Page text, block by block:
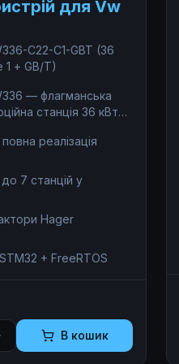
для Vw
С22-C1-GBT (36
+ GB/T)
— флагманська
станція 36 кВт
Європи (Type 2,
1, 7,4 кВт) — без
Єдине рішення для
де потрібне
до 7 станцій у
Під капотом
дугогасними
облік на чипах
(клас точності 0.5S),
реалізація
7 станцій у
Hager
+ FreeRTOS
В кошик